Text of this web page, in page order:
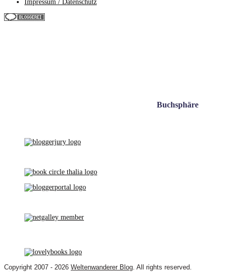
Impressum / Datenschutz
Buchsphäre
Copyright 2007 - 2026 Weltenwanderer Blog . All rights reserved.